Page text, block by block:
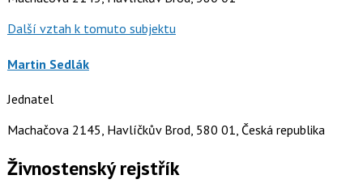
Další vztah k tomuto subjektu
Martin Sedlák
Jednatel
Machačova 2145, Havlíčkův Brod, 580 01, Česká republika
Živnostenský rejstřík